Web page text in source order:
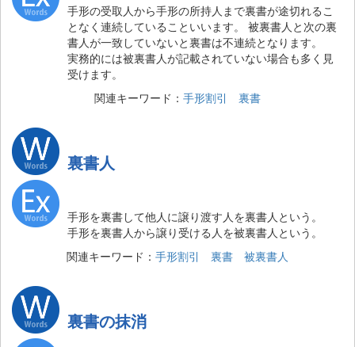
手形の受取人から手形の所持人まで裏書が途切れるこ
となく連続していることいいます。 被裏書人と次の裏
書人が一致していないと裏書は不連続となります。
実務的には被裏書人が記載されていない場合も多く見
受けます。
関連キーワード： 手形割引 裏書
裏書人
手形を裏書して他人に譲り渡す人を裏書人という。
手形を裏書人から譲り受ける人を被裏書人という。
関連キーワード： 手形割引 裏書 被裏書人
裏書の抹消